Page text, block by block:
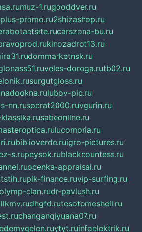
muz-1.rugooddver.ru
promo.ru2shizashop.ru
carszona-bu.ru
kinozadrot13.ru
dommarketnsk.ru
veles-doroga.rutb02.ru
surgutgloss.ru
nadookna.rulubov-pic.ru
nn.rusocrat2000.ruvgurin.ru
sabeonline.ru
lucomoria.ru
biblioverde.ruigro-pictures.ru
s.rupeysok.rublackcountess.ru
ocenka-appraisal.ru
pik-finance.ruvip-surfing.ru
olymp-clan.rudr-pavlush.ru
dhgfd.rutesotomeshell.ru
changanqiyuana07.ru
edemvgelen.ruytyt.ruinfoelektrik.ru